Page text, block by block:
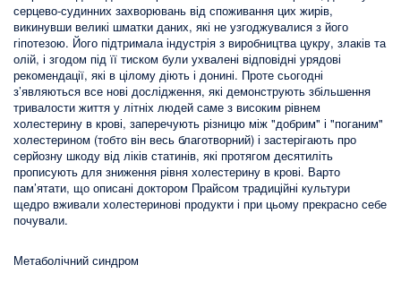
серцево-судинних захворювань від споживання цих жирів,
викинувши великі шматки даних, які не узгоджувалися з його
гіпотезою. Його підтримала індустрія з виробництва цукру, злаків та
олій, і згодом під її тиском були ухвалені відповідні урядові
рекомендації, які в цілому діють і донині. Проте сьогодні
з’являються все нові дослідження, які демонструють збільшення
тривалости життя у літніх людей саме з високим рівнем
холестерину в крові, заперечують різницю між "добрим" і "поганим"
холестерином (тобто він весь благотворний) і застерігають про
серйозну шкоду від ліків статинів, які протягом десятиліть
прописують для зниження рівня холестерину в крові. Варто
пам’ятати, що описані доктором Прайсом традиційні культури
щедро вживали холестеринові продукти і при цьому прекрасно себе
почували.
Метаболічний синдром